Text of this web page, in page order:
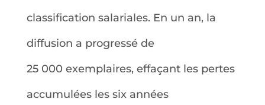
classification salariales. En un an, la
diffusion a progressé de
25 000 exemplaires, effaçant les pertes
accumulées les six années